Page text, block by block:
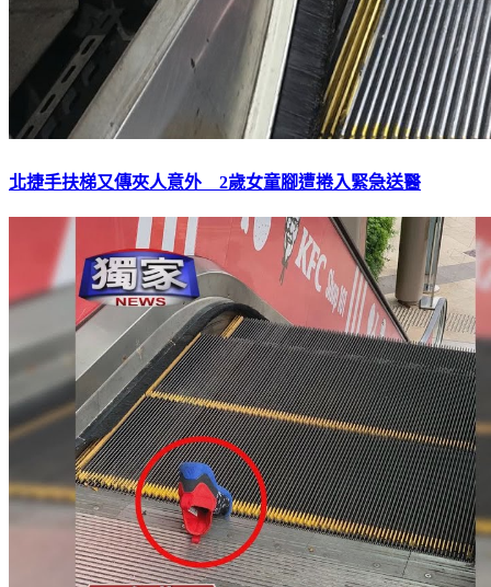
北捷手扶梯又傳夾人意外 2歲女童腳遭捲入緊急送醫